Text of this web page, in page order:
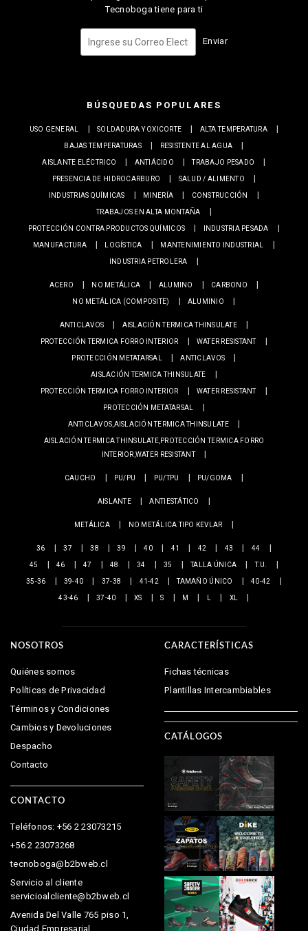
Tecnoboga tiene para ti
Enviar
BÚSQUEDAS POPULARES
USO GENERAL SOLDADURA Y OXICORTE
ALTA TEMPERATURA
BAJAS TEMPERATURAS
RESISTENTE AL AGUA
AISLANTE ELÉCTRICO
ANTIÁCIDO
TRABAJO PESADO
PRESENCIA DE HIDROCARBURO
SALUD / ALIMENTO
INDUSTRIAS QUÍMICAS
MINERÍA
CONSTRUCCIÓN
TRABAJOS EN ALTA MONTAÑA
PROTECCIÓN CONTRA PRODUCTOS QUÍMICOS
INDUSTRIA PESADA
MANUFACTURA
LOGÍSTICA
MANTENIMIENTO INDUSTRIAL
INDUSTRIA PETROLERA
ACERO NO METÁLICA ALUMINO
CARBONO
NO METÁLICA (COMPOSITE)
ALUMINIO
ANTICLAVOS
AISLACIÓN TERMICA THINSULATE
PROTECCIÓN TERMICA FORRO INTERIOR
WATER RESISTANT
PROTECCIÓN METATARSAL
ANTICLAVOS
AISLACIÓN TERMICA THINSULATE
PROTECCIÓN TERMICA FORRO INTERIOR
WATER RESISTANT
PROTECCIÓN METATARSAL
ANTICLAVOS,AISLACIÓN TERMICA THINSULATE
AISLACIÓN TERMICA THINSULATE,PROTECCIÓN TERMICA FORRO
INTERIOR,WATER RESISTANT
CAUCHO PU/PU PU/TPU PU/GOMA
AISLANTE ANTIESTÁTICO
METÁLICA NO METÁLICA TIPO KEVLAR
36 37 38 39 40 41 42 43
44
45
46 47 48 34 35 TALLA ÚNICA
T.U.
35-36
39-40 37-38 41-42 TAMAÑO ÚNICO
40-42
43-46
37-40 XS S M L XL
NOSOTROS
Quiénes somos
Políticas de Privacidad
Términos y Condiciones
Cambios y Devoluciones
Despacho
Contacto
CONTACTO
Teléfonos: +56 2 23073215
+56 2 23073268
tecnoboga@b2bweb.cl
Servicio al cliente
servicioalcliente@b2bweb.cl
Avenida Del Valle 765 piso 1,
CARACTERÍSTICAS
Fichas técnicas
Plantillas Intercambiables
CATÁLOGOS